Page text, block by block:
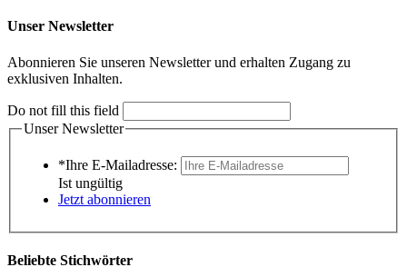
Unser Newsletter
Abonnieren Sie unseren Newsletter und erhalten Zugang zu
exklusiven Inhalten.
Do not fill this field
Unser Newsletter
*Ihre E-Mailadresse:
Ist ungültig
Jetzt abonnieren
Beliebte Stichwörter